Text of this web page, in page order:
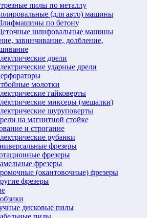
пилы по металлу
(для авто) машины
по бетону
шлифовальные машины
завинчивание, долбление,
дрели
ударные дрели
молотки
гайковерты
миксеры (мешалки)
шуруповерты
на магнитной стойке
и строгание
рубанки
фрезеры
фрезеры
фрезеры
(окантовочные) фрезеры
фрезеры
дисковые пилы
пилы